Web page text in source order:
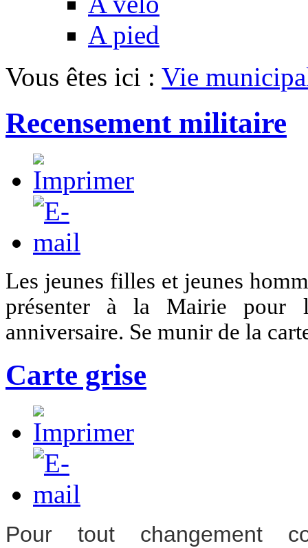
A pied
Vous êtes ici : Vie
Recensement militaire
Les jeunes filles et jeunes
présenter à la Mairie pour
anniversaire. Se munir de la
Carte grise
Pour tout changement